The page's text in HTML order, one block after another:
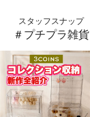
スタッフスナップ
＃プチプラ雑貨